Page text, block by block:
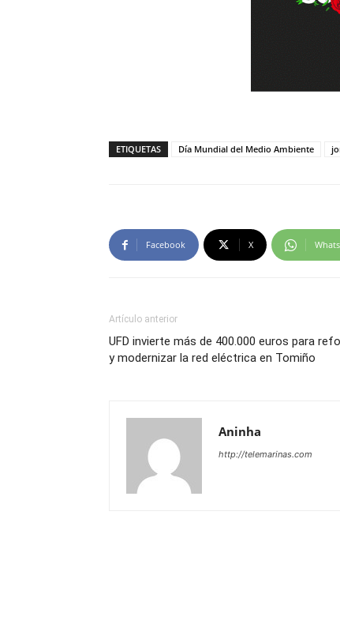
ETIQUETAS Día Mundial del Medio Ambiente
Facebook X
Artículo anterior
UFD invierte más de 400.000 euros para
y modernizar la red eléctrica en Tomiño
Aninha
http://telemarinas.com